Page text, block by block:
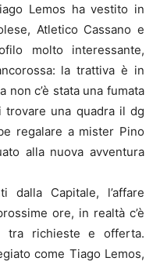
Lemos ha vestito in
Atletico Cassano e
molto interessante,
la trattiva è in
non c’è stata una fumata
trovare una quadra il dg
regalare a mister Pino
alla nuova avventura
dalla Capitale, l’affare
ore, in realtà c’è
tra richieste e offerta.
come Tiago Lemos,